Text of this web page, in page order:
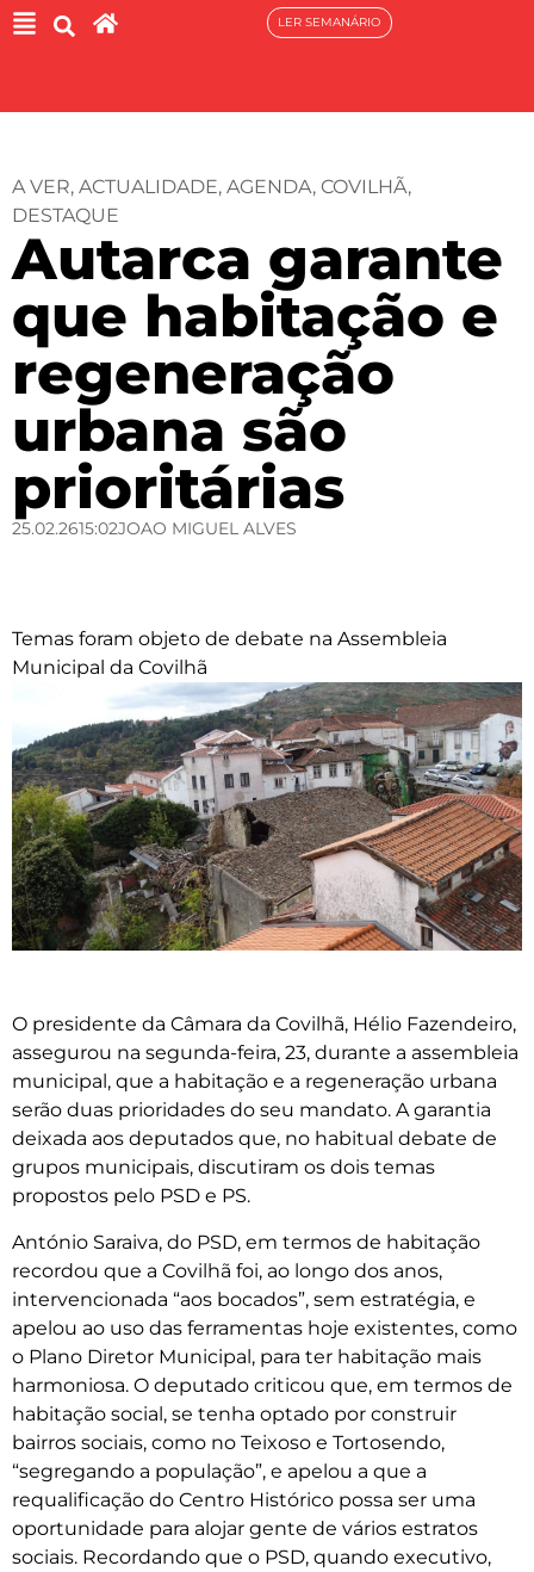
LER SEMANÁRIO
A VER, ACTUALIDADE, AGENDA, COVILHÃ,
DESTAQUE
Autarca garante
que habitação e
regeneração
urbana são
prioritárias
25.02.2615:02JOAO MIGUEL ALVES
Temas foram objeto de debate na Assembleia
Municipal da Covilhã
O presidente da Câmara da Covilhã, Hélio Fazendeiro,
assegurou na segunda-feira, 23, durante a assembleia
municipal, que a habitação e a regeneração urbana
serão duas prioridades do seu mandato. A garantia
deixada aos deputados que, no habitual debate de
grupos municipais, discutiram os dois temas
propostos pelo PSD e PS.
António Saraiva, do PSD, em termos de habitação
recordou que a Covilhã foi, ao longo dos anos,
intervencionada “aos bocados”, sem estratégia, e
apelou ao uso das ferramentas hoje existentes, como
o Plano Diretor Municipal, para ter habitação mais
harmoniosa. O deputado criticou que, em termos de
habitação social, se tenha optado por construir
bairros sociais, como no Teixoso e Tortosendo,
“segregando a população”, e apelou a que a
requalificação do Centro Histórico possa ser uma
oportunidade para alojar gente de vários estratos
sociais. Recordando que o PSD, quando executivo,